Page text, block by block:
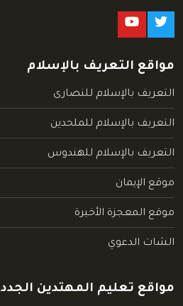
مواقع التعريف بالإسلام
التعريف بالإسلام للنصارى
التعريف بالإسلام للملحدين
التعريف بالإسلام للهندوس
موقع الإيمان
موقع المعجزة الأخيرة
الشات الدعوي
مواقع تعليم المهتدين الجدد